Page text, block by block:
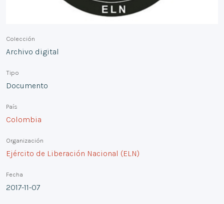
Colección
Archivo digital
Tipo
Documento
País
Colombia
Organización
Ejército de Liberación Nacional (ELN)
Fecha
2017-11-07